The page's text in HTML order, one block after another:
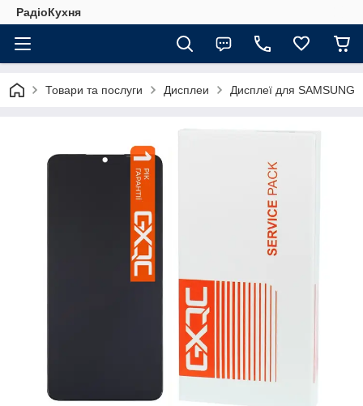
РадіоКухня
Товари та послуги Дисплеи Дисплеї для SAMSUNG